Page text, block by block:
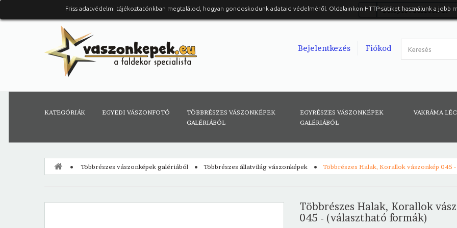
Belépés Facebook-al
Fiókod
Bejelentkezés
KATEGÓRIÁK EGYEDI VÁSZONFOTÓ
TÖBBRÉSZES VÁSZONKÉPEK
GALÉRIÁBÓL
EGYRÉSZES VÁSZONKÉPEK
GALÉRIÁBÓL
VAKRÁMA
Friss adatvédelmi tájékoztatónkban megtalálod, hogyan gondoskodunk adataid védelméről. Oldalainkon HTTP-sütiket használunk a jobb
Többrészes vászonképek galériából Többrészes állatvilág vászonképek Többrészes Halak, Korallok vászonkép 045
Többrészes Halak, Korallok
045 - (választható formák)